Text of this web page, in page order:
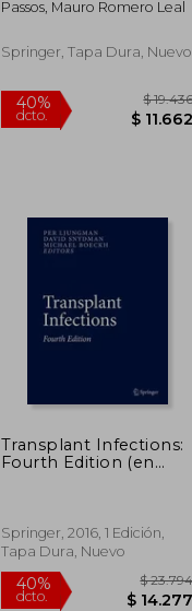
Differential Diagnosis
Passos, Mauro Romero Leal
Springer, Tapa Dura, Nuevo
40%
dcto.
Transplant Infections:
Fourth Edition (en
Springer, 2016, 1 Edición,
Tapa Dura, Nuevo